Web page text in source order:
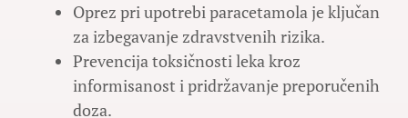
Oprez pri upotrebi paracetamola je ključan
za izbegavanje zdravstvenih rizika.
Prevencija toksičnosti leka kroz
informisanost i pridržavanje preporučenih
doza.